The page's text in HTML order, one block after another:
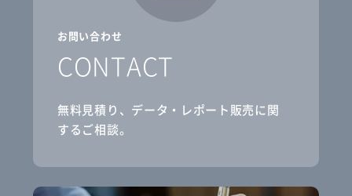
お問い合わせ
CONTACT
無料見積り、データ・レポート販売に関
するご相談。